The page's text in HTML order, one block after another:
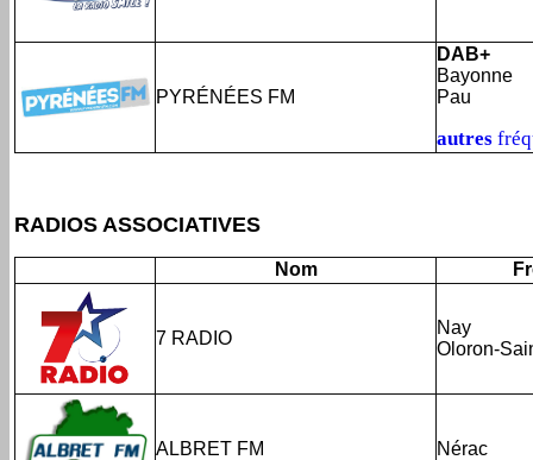
PYRÉNÉES FM
DAB+
Bayonne
Pau
autres
RADIOS ASSOCIATIVES
Nom
7 RADIO
Nay
Oloron-
ALBRET FM Nérac